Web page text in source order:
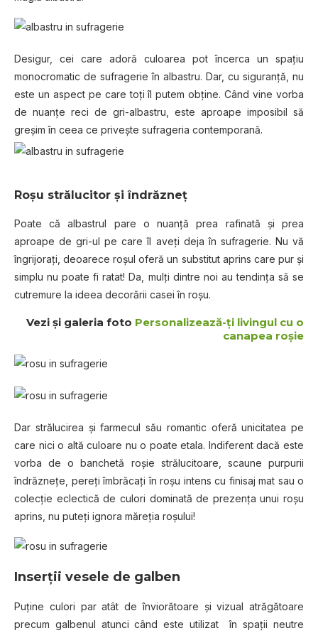
Desigur, cei care adoră culoarea pot încerca un spaţiu
monocromatic de sufragerie în albastru. Dar, cu siguranţă, nu
este un aspect pe care toţi îl putem obţine. Când vine vorba
de nuanţe reci de gri-albastru, este aproape imposibil să
greşim în ceea ce priveşte sufrageria contemporană.
Roşu strălucitor şi îndrăzneţ
Poate că albastrul pare o nuanţă prea rafinată şi prea
aproape de gri-ul pe care îl aveţi deja în sufragerie. Nu vă
îngrijoraţi, deoarece roşul oferă un substitut aprins care pur şi
simplu nu poate fi ratat! Da, mulţi dintre noi au tendinţa să se
cutremure la ideea decorării casei în roşu.
Vezi şi galeria foto Personalizează-ţi livingul cu o
canapea roşie
Dar strălucirea şi farmecul său romantic oferă unicitatea pe
care nici o altă culoare nu o poate etala. Indiferent dacă este
vorba de o banchetă roşie strălucitoare, scaune purpurii
îndrăzneţe, pereţi îmbrăcaţi în roşu intens cu finisaj mat sau o
colecţie eclectică de culori dominată de prezenţa unui roşu
aprins, nu puteţi ignora măreţia roşului!
Inserţii vesele de galben
Puţine culori par atât de înviorătoare şi vizual atrăgătoare
precum galbenul atunci când este utilizat în spaţii neutre